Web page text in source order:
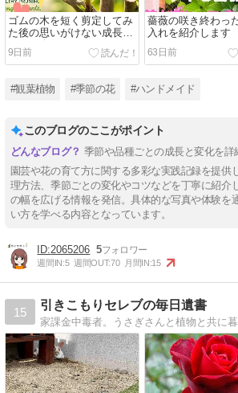
ゴムの木を短く剪定してみ
た後の思いがけない成長ぶ
りを紹介
9日前
薔薇の咲き終わっ
入れを紹介します
63日前
#観葉植物 #季節の花 #ハンドメイド
このブログのここがポイント
季節や品種ごとの成長と変化を詳
園芸や花の育て方に関する多彩な実践記録を提供
理方法、季節ごとの変化やコツなどを丁寧に紹介
の幅を広げる情報を発信。具体的な写真や体験を
い方を学べる内容となっています。
2065206 5
週間IN:5 週間OUT:70 月間IN:15
15
引きこもりセレブの毎日遺書